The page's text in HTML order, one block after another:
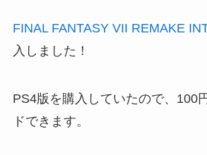
FINAL FANTASY VII REMAKE
入しました！
PS4版を購入していたので、100
ドできます。